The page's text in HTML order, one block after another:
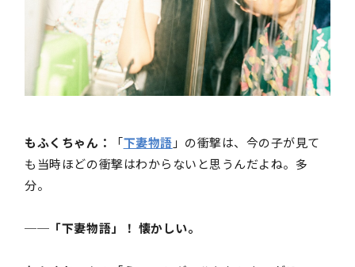
もふくちゃん： 「下妻物語 」の衝撃は、今の子が見て
も当時ほどの衝撃はわからないと思うんだよね。多
分。
──「下妻物語」！ 懐かしい。